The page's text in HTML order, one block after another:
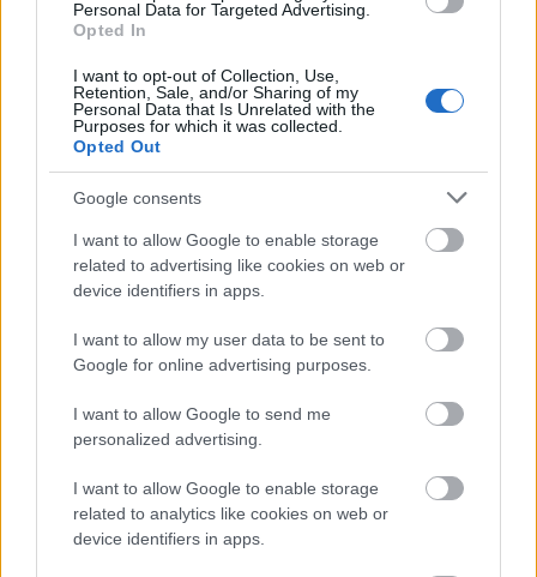
Personal Data for Targeted Advertising.
Opted In
I want to opt-out of Collection, Use,
Retention, Sale, and/or Sharing of my
Personal Data that Is Unrelated with the
Purposes for which it was collected.
Opted Out
Google consents
I want to allow Google to enable storage
related to advertising like cookies on web or
device identifiers in apps.
I want to allow my user data to be sent to
Google for online advertising purposes.
I want to allow Google to send me
personalized advertising.
I want to allow Google to enable storage
related to analytics like cookies on web or
device identifiers in apps.
„csak” nagy művész lesz, hanem fogalom. Latinovits
Zoltán ilyen lett: a neve mellé odanőtt a ...
magáról az iramgépezőt
arcanum admin •2026. június 03.